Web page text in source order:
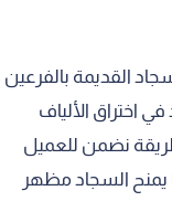
القديمة بالفرعين
اختراق الألياف
نضمن للعميل
يمنح السجاد مظهر